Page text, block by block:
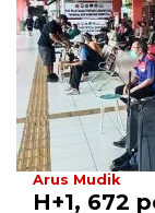
Arus Mudik
H+1, 672